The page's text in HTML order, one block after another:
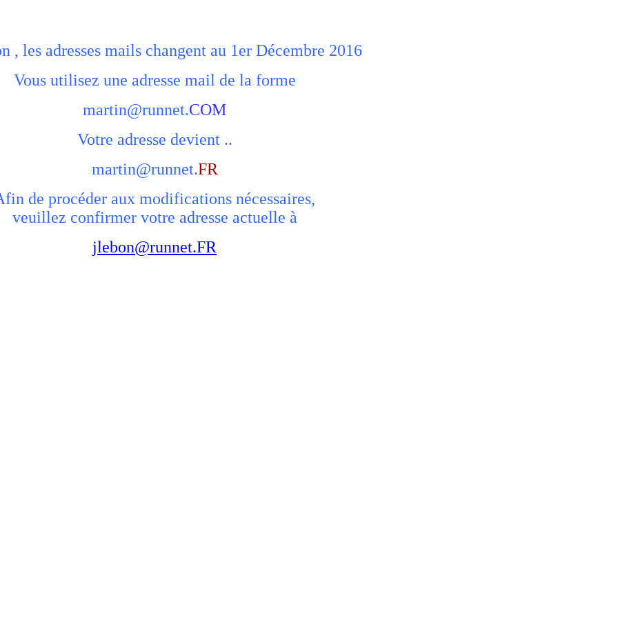
, les adresses mails changent au 1er Décembre 2016
Vous utilisez une adresse mail de la forme
martin@runnet.COM
Votre adresse devient ..
martin@runnet.FR
de procéder aux modifications nécessaires,
veuillez confirmer votre adresse actuelle à
jlebon@runnet.FR